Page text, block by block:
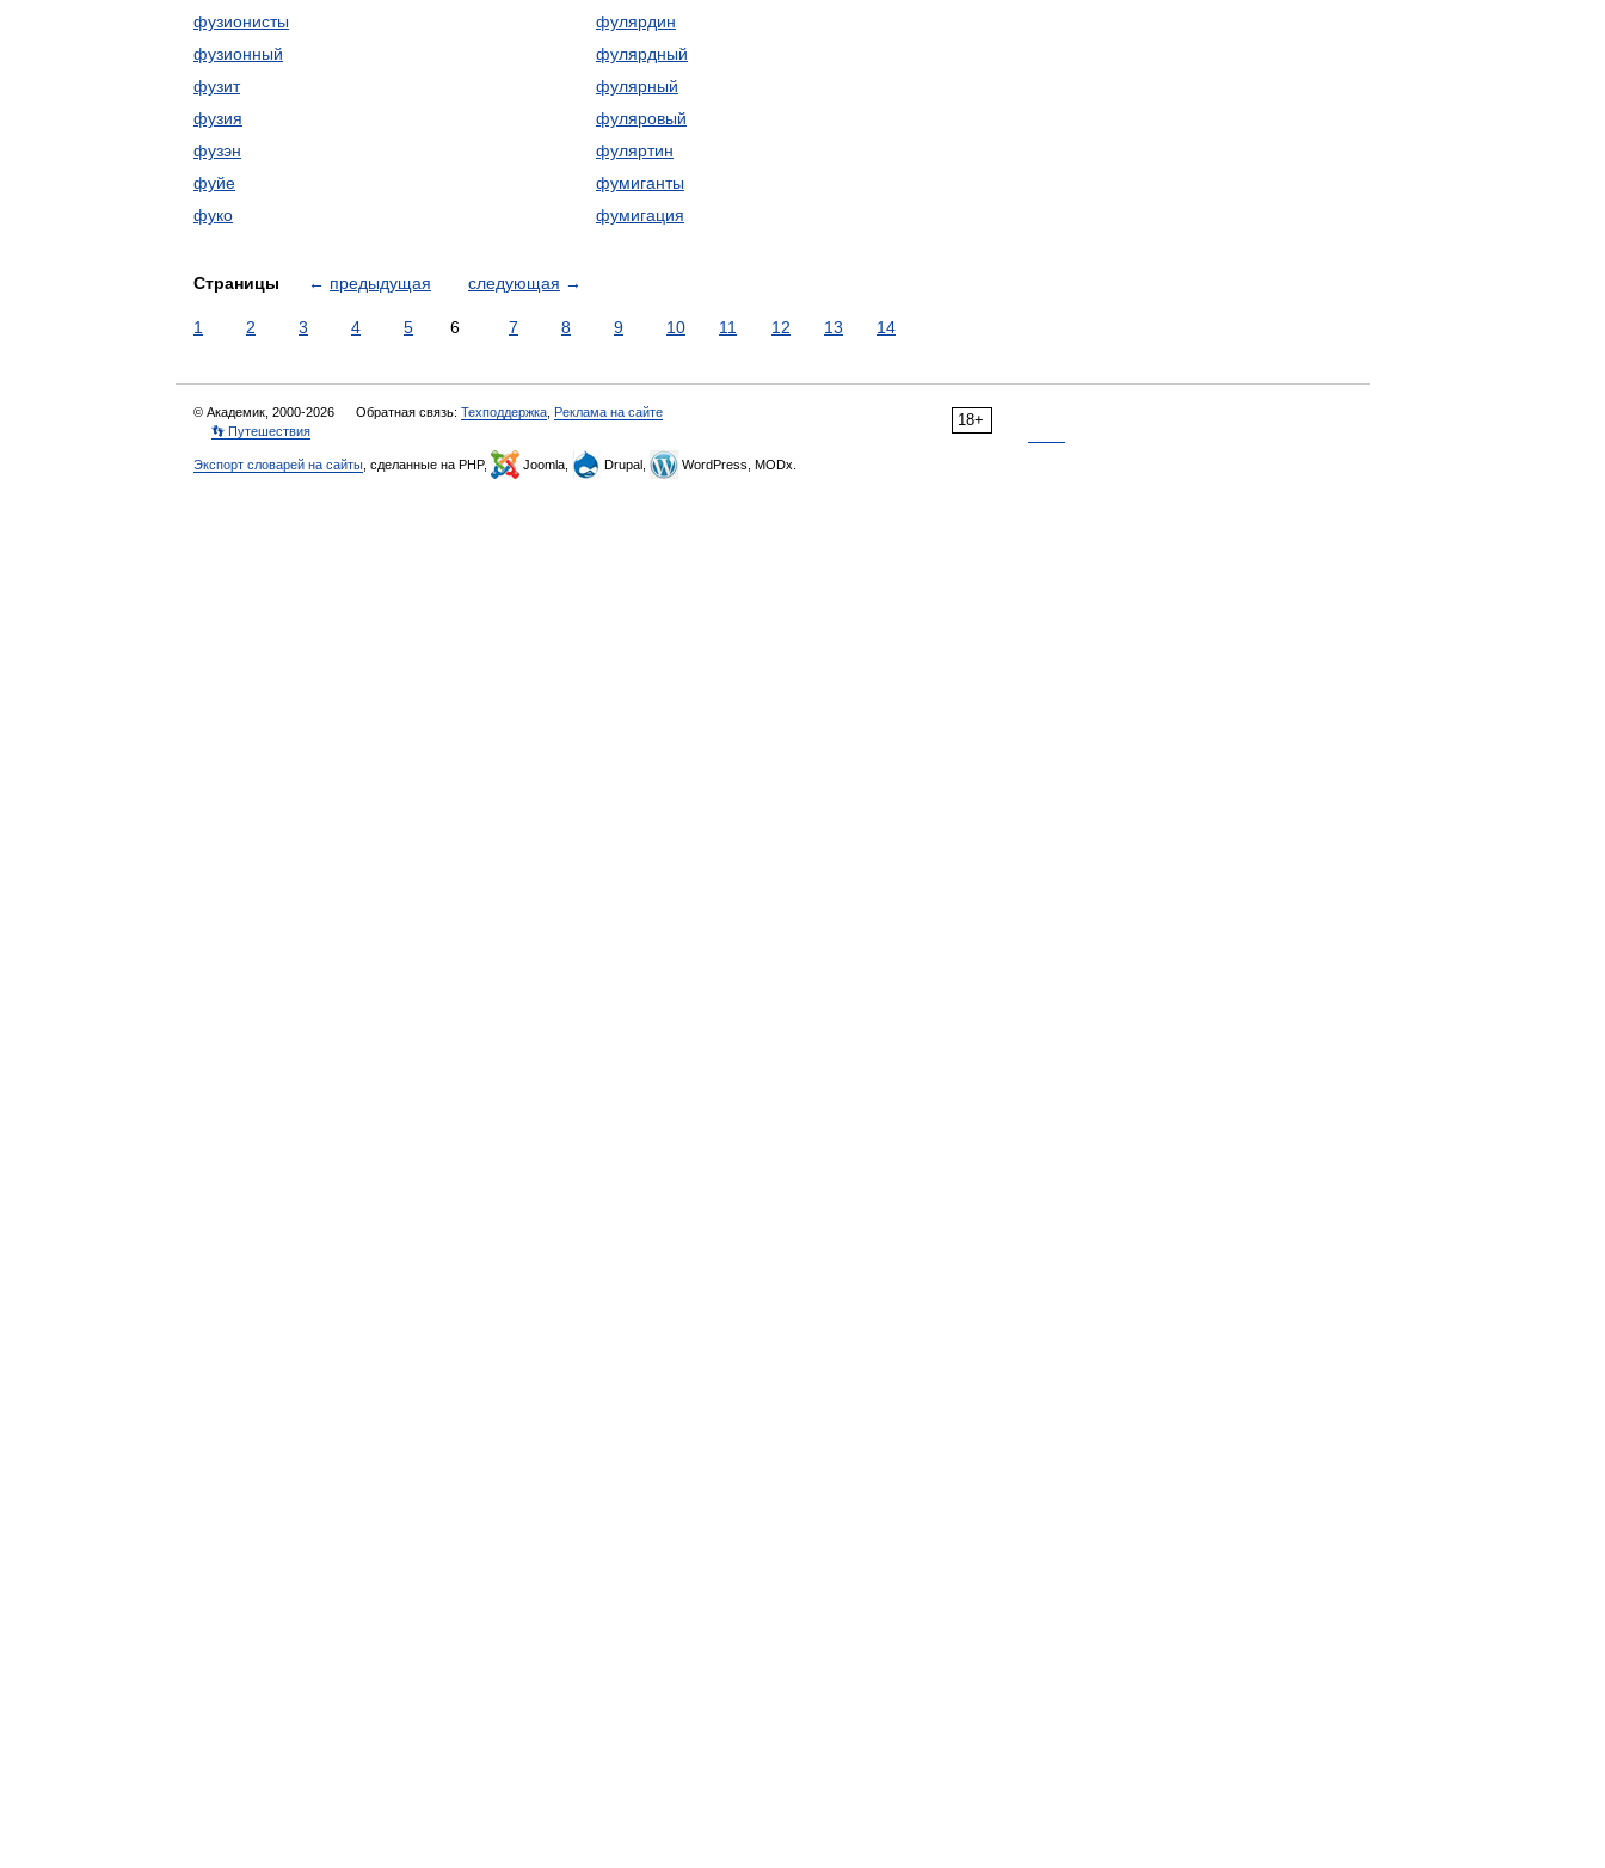
фузионисты
фузионный
фузит
фузия
фузэн
фуйе
фуко
фулярдин
фулярдный
фулярный
фуляровый
фуляртин
фумиганты
фумигация
Страницы ← предыдущая следующая →
1 2 3 4 5 6 7 8 9 10 11 12 13 14
18+
© Академик, 2000-2026 Обратная связь: Техподдержка Реклама на сайте
👣 Путешествия
Экспорт словарей на сайты , сделанные на PHP, Joomla, Drupal, WordPress, MODx.